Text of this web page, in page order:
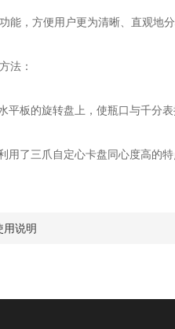
，方便用户更为清晰、直观地分
法：
板的旋转盘上，使瓶口与千分表
了三爪自定心卡盘同心度高的特
用说明